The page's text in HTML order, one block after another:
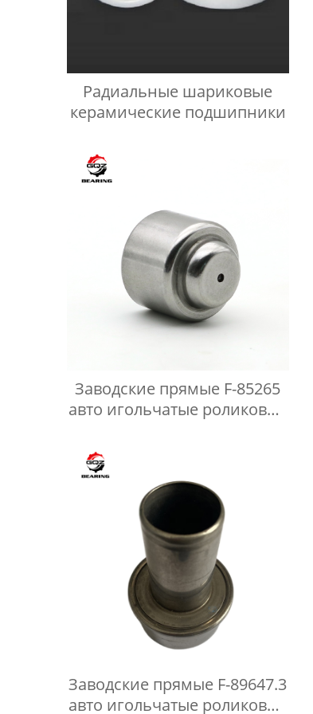
Радиальные шариковые
керамические подшипники
Заводские прямые F-85265
авто игольчатые роликовые
FC35354,HK152115RS
Заводские прямые F-89647.3
авто игольчатые роликовые